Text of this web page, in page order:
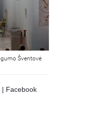
Šventovė
| Facebook